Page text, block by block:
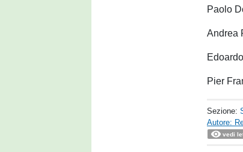
Paolo
Andrea
Pier
Sezione:
Autore:
vedi